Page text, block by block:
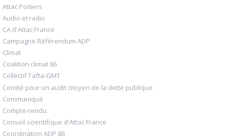
Attac Poitiers
Audio et radio
CA d'Attac France
Campagne Référendum ADP
Climat
Coalition climat 86
Collectif Tafta-GMT
Comité pour un audit citoyen de la dette publique
Communiqué
Compte-rendu
Conseil scientifique d'Attac France
Coordination ADP 86